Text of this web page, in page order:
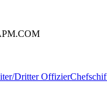
Dritter Offizier